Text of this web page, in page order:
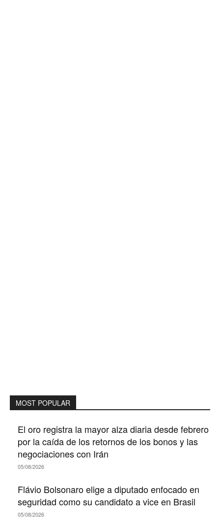
MOST POPULAR
El oro registra la mayor alza diaria desde febrero
por la caída de los retornos de los bonos y las
negociaciones con Irán
05/08/2026
Flávio Bolsonaro elige a diputado enfocado en
seguridad como su candidato a vice en Brasil
05/08/2026